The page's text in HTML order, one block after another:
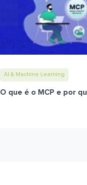
AI & Machine Learning
O que é o MCP e por